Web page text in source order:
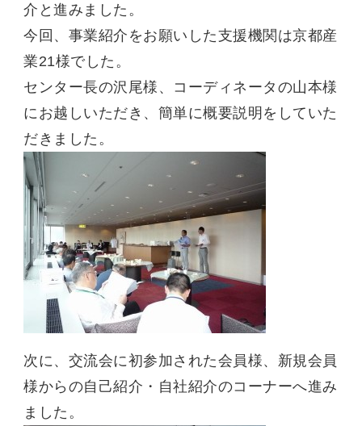
介と進みました。
今回、事業紹介をお願いした支援機関は京都産
業21様でした。
センター長の沢尾様、コーディネータの山本様
にお越しいただき、簡単に概要説明をしていた
だきました。
次に、交流会に初参加された会員様、新規会員
様からの自己紹介・自社紹介のコーナーへ進み
ました。